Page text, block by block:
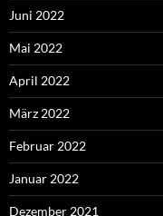
Juni 2022
Mai 2022
April 2022
März 2022
Februar 2022
Januar 2022
Dezember 2021